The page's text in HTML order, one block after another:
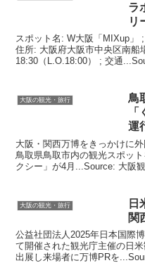
ラ
リ
スポット名: W大阪「MIXup」
住所: 大阪府大阪市中央区南船
18:30（L.O.18:00） ; 交通
大阪の観光・旅行 鳥
運
食
大阪・関西万博をきっかけに
鳥取県鳥取市内の観光スポッ
クシー」が4月...Source: 大阪
大阪の観光・旅行 日
関
公益社団法人2025年日本国際
て開催された観光庁主催の日
出展し来場者に万博PRを